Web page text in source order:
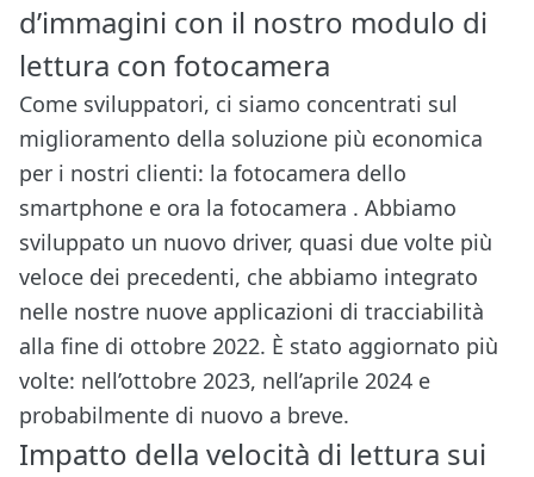
d’immagini con il nostro modulo di
lettura con fotocamera
Come sviluppatori, ci siamo concentrati sul
miglioramento della soluzione più economica
per i nostri clienti: la fotocamera dello
smartphone e ora la fotocamera . Abbiamo
sviluppato un nuovo driver, quasi due volte più
veloce dei precedenti, che abbiamo integrato
nelle nostre nuove applicazioni di tracciabilità
alla fine di ottobre 2022. È stato aggiornato più
volte: nell’ottobre 2023, nell’aprile 2024 e
probabilmente di nuovo a breve.
Impatto della velocità di lettura sui